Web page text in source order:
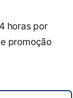
horas por
promoção